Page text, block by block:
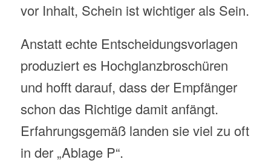
vor Inhalt, Schein ist wichtiger als Sein.
Anstatt echte Entscheidungsvorlagen
produziert es Hochglanzbroschüren
und hofft darauf, dass der Empfänger
schon das Richtige damit anfängt.
Erfahrungsgemäß landen sie viel zu oft
in der „Ablage P“.